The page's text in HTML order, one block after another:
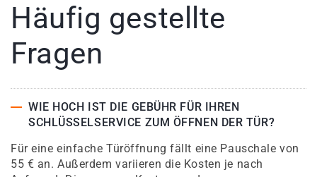
Häufig gestellte
Fragen
WIE HOCH IST DIE GEBÜHR FÜR IHREN
SCHLÜSSELSERVICE ZUM ÖFFNEN DER TÜR?
Für eine einfache Türöffnung fällt eine Pauschale von
55 € an. Außerdem variieren die Kosten je nach